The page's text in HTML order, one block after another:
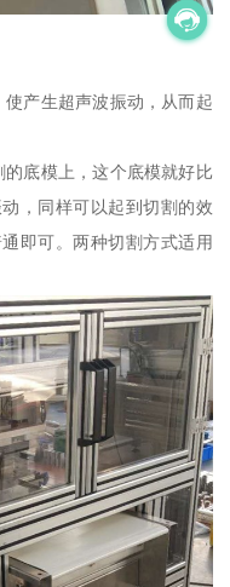
产生超声波振动，从而起
底模上，这个底模就好比
，同样可以起到切割的效
即可。两种切割方式适用